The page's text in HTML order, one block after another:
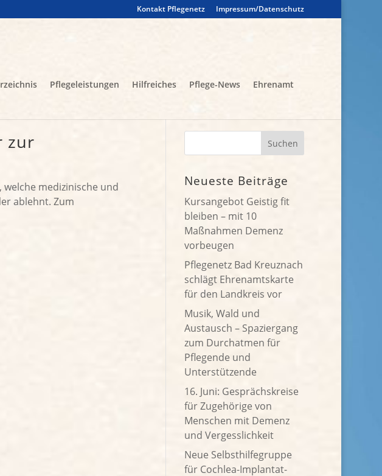
Kontakt Pflegenetz Impressum/Datenschutz
Pflegeleistungen Hilfreiches Pflege-News
Ehrenamt
zur
medizinische und
ablehnt. Zum
Neueste Beiträge
Kursangebot Geistig fit
bleiben – mit 10
Maßnahmen Demenz
vorbeugen
Pflegenetz Bad Kreuznach
schlägt Ehrenamtskarte
für den Landkreis vor
Musik, Wald und
Austausch – Spaziergang
zum Durchatmen für
Pflegende und
Unterstützende
16. Juni: Gesprächskreise
für Zugehörige von
Menschen mit Demenz
und Vergesslichkeit
Neue Selbsthilfegruppe
für Cochlea-Implantat-